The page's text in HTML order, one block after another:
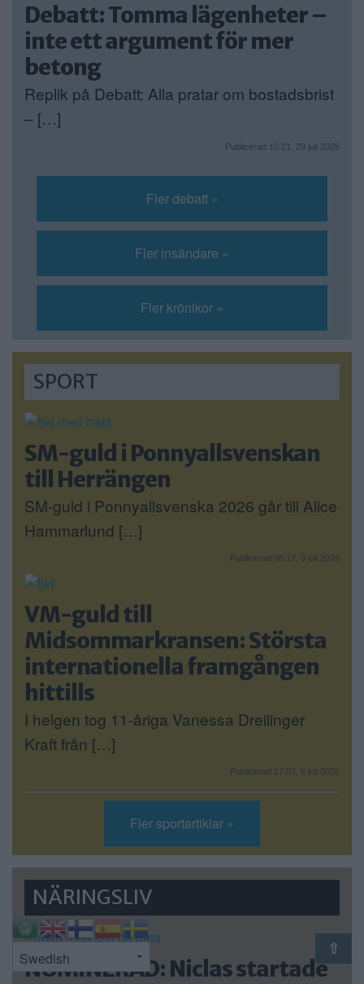
Debatt: Tomma lägenheter –
inte ett argument för mer
betong
Replik på Debatt: Alla pratar om bostadsbrist
– […]
Publicerad 10:21, 29 juli 2026
Fler debatt »
Fler insändare »
Fler krönikor »
SPORT
SM-guld i Ponnyallsvenskan
till Herrängen
SM-guld i Ponnyallsvenska 2026 går till Alice
Hammarlund […]
Publicerad 08:17, 9 juli 2026
VM-guld till
Midsommarkransen: Största
internationella framgången
hittills
I helgen tog 11-åriga Vanessa Dreilinger
Kraft från […]
Publicerad 17:02, 6 juli 2026
Fler sportartiklar »
NÄRINGSLIV
NOMINERAD: Niclas startade
⇧